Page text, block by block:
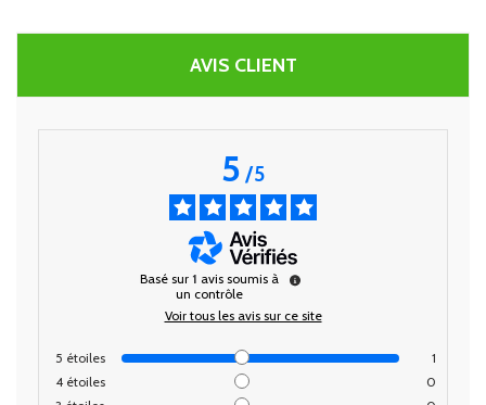
AVIS CLIENT
5/5
Basé sur 1 avis soumis à
un contrôle
Voir tous les avis sur ce site
5 étoiles
1
4 étoiles
0